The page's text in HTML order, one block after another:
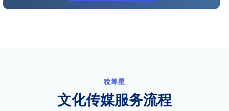
稅筹星
文化传媒服务流程